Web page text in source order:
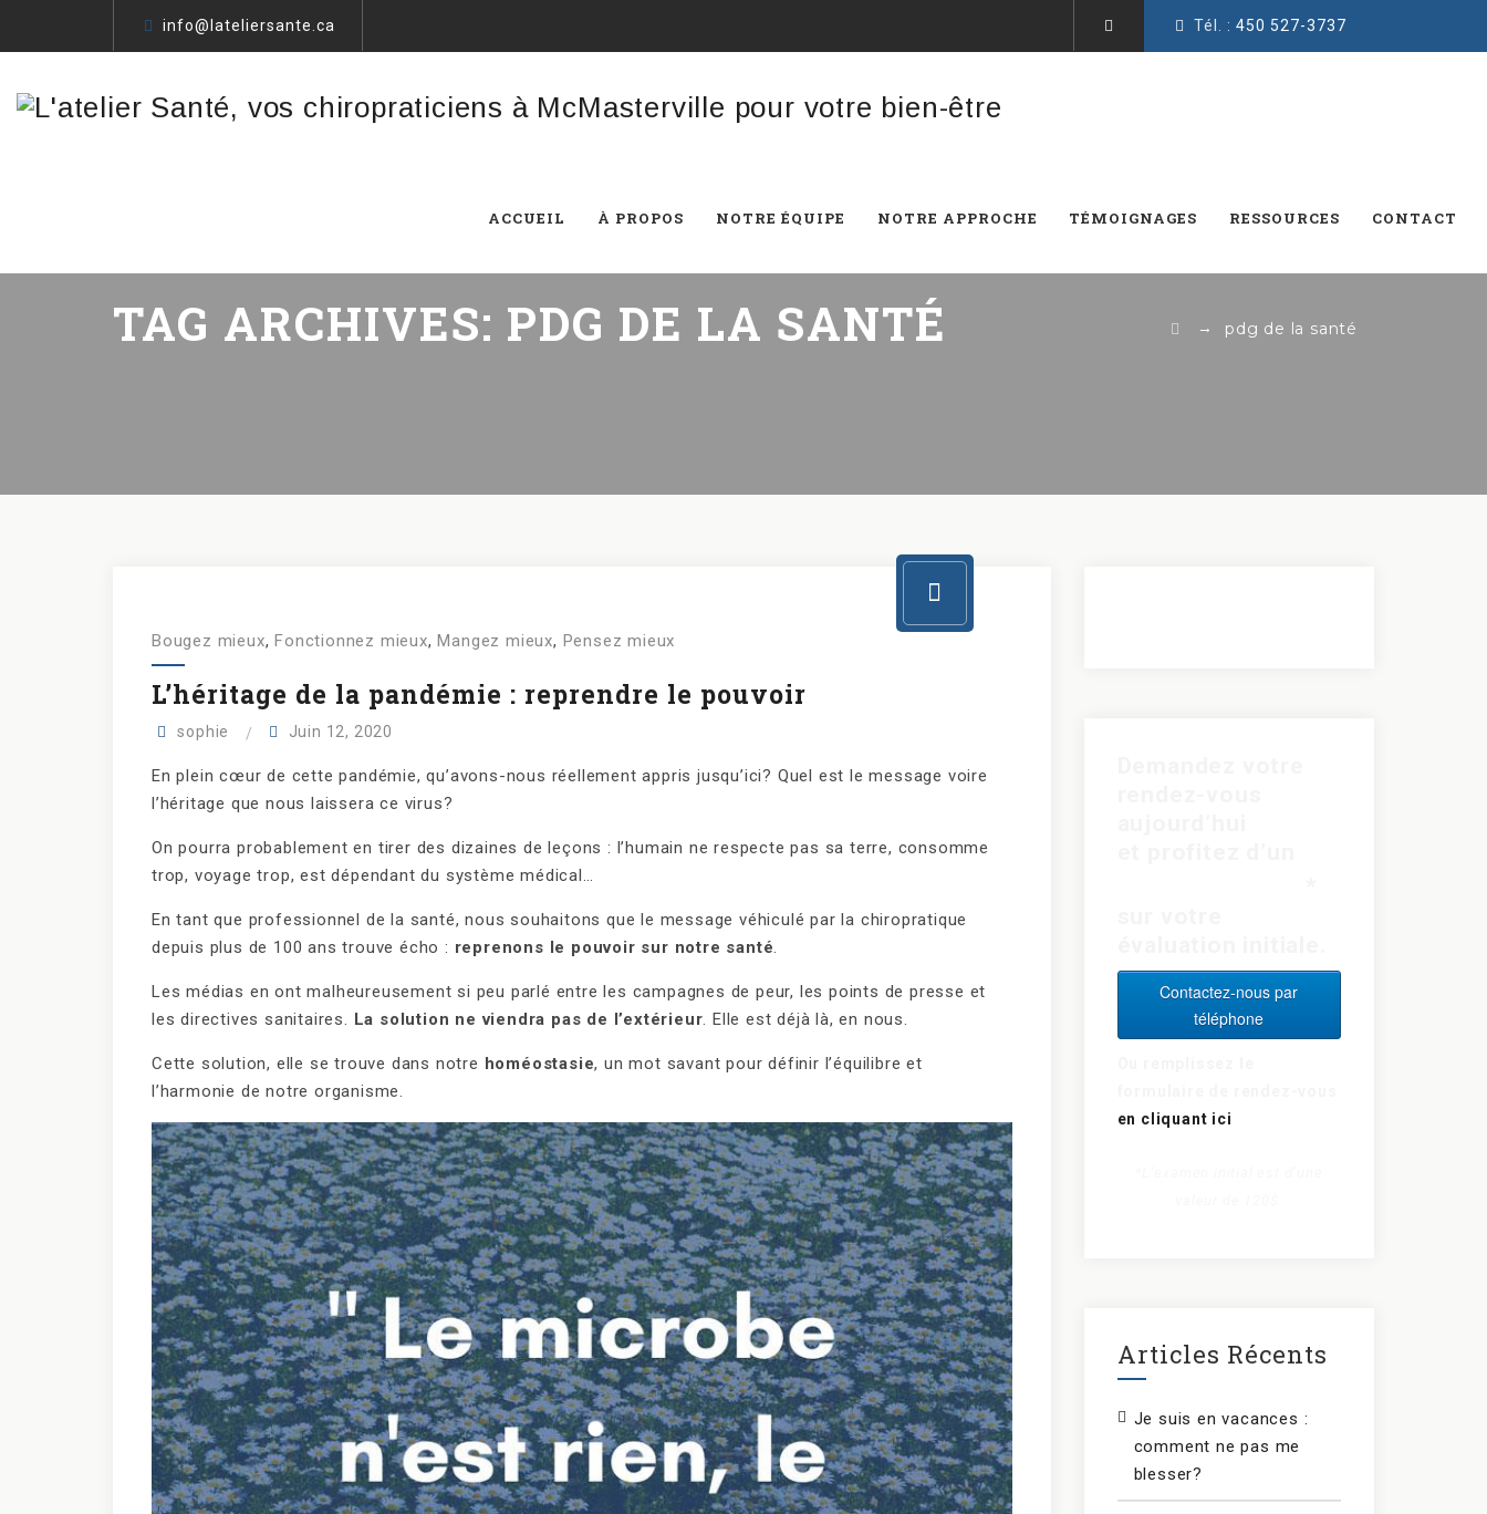
info@lateliersante.ca Tél. : 450 527-3737
ACCUEIL À PROPOS NOTRE ÉQUIPE NOTRE APPROCHE TÉMOIGNAGES RESSOURCES CONTACT
TAG ARCHIVES: PDG DE LA SANTÉ → pdg de la santé
Bougez mieux,Fonctionnez mieux,Mangez mieux, Pensez mieux
L’héritage de la pandémie : reprendre le pouvoir
sophie Juin 12, 2020
En plein cœur de cette pandémie, qu’avons-nous réellement appris jusqu’ici? Quel est le message voire
l’héritage que nous laissera ce virus?
On pourra probablement en tirer des dizaines de leçons : l’humain ne respecte pas sa terre, consomme
trop, voyage trop, est dépendant du système médical…
En tant que professionnel de la santé, nous souhaitons que le message véhiculé par la chiropratique
depuis plus de 100 ans trouve écho : reprenons le pouvoir sur notre santé.
Les médias en ont malheureusement si peu parlé entre les campagnes de peur, les points de presse et
les directives sanitaires. La solution ne viendra pas de l’extérieur. Elle est déjà là, en nous.
Cette solution, elle se trouve dans notre homéostasie, un mot savant pour définir l’équilibre et
l’harmonie de notre organisme.
Contactez-nous par
téléphone
en cliquant ici
Articles Récents
Je suis en vacances :
comment ne pas me
blesser?